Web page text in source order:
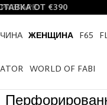
ОТ €390
ЖЕНЩИНА F65
WORLD OF FABI
ЛОФЕРЫ ИЗ